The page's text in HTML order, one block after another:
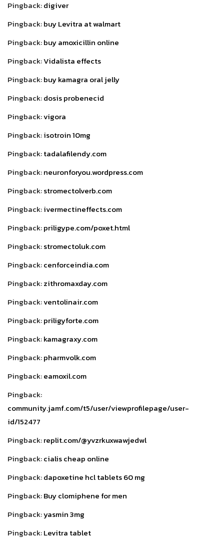
Pingback:digiver
Pingback:buy Levitra at walmart
Pingback:buy amoxicillin online
Pingback:Vidalista effects
Pingback:buy kamagra oral jelly
Pingback:dosis probenecid
Pingback:vigora
Pingback:isotroin 10mg
Pingback:tadalafilendy.com
Pingback:neuronforyou.wordpress.com
Pingback:stromectolverb.com
Pingback:ivermectineffects.com
Pingback:priligype.com/poxet.html
Pingback:stromectoluk.com
Pingback:cenforceindia.com
Pingback:zithromaxday.com
Pingback:ventolinair.com
Pingback:priligyforte.com
Pingback:kamagraxy.com
Pingback:pharmvolk.com
Pingback:eamoxil.com
Pingback:
community.jamf.com/t5/user/viewprofilepage/user-
id/152477
Pingback:replit.com/@yvzrkuxwawjedwl
Pingback:cialis cheap online
Pingback:dapoxetine hcl tablets 60 mg
Pingback:Buy clomiphene for men
Pingback:yasmin 3mg
Pingback:Levitra tablet